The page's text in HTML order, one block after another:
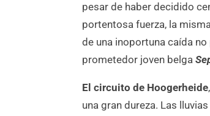
pesar de haber decidido
portentosa fuerza, la
de una inoportuna caída
prometedor joven belga
El circuito de Hoogerheide
una gran dureza. Las